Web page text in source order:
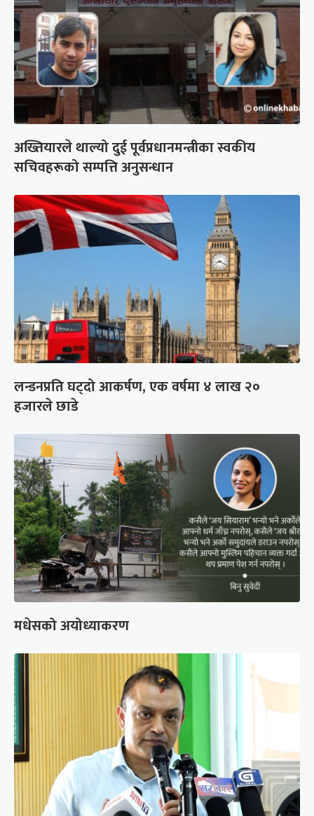
अख्तियारले थाल्यो दुई पूर्वप्रधानमन्त्रीका स्वकीय
सचिवहरूको सम्पत्ति अनुसन्धान
लन्डनप्रति घट्दो आकर्षण, एक वर्षमा ४ लाख २०
हजारले छाडे
मधेसको अयोध्याकरण